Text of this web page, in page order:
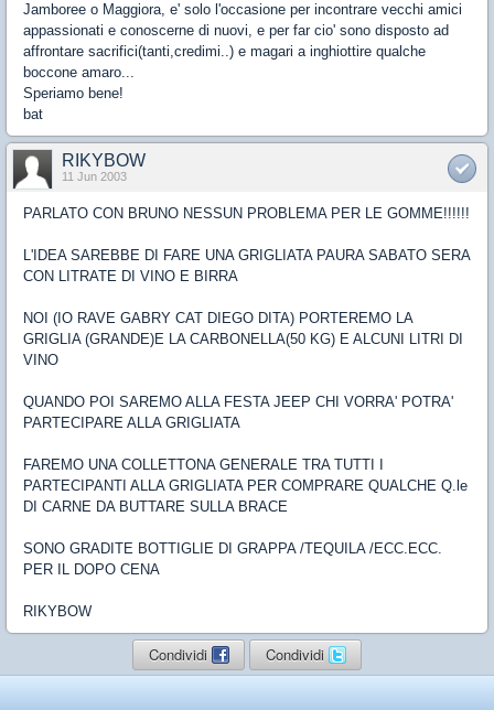
Jamboree o Maggiora, e' solo l'occasione per incontrare vecchi amici
appassionati e conoscerne di nuovi, e per far cio' sono disposto ad
affrontare sacrifici(tanti,credimi..) e magari a inghiottire qualche
boccone amaro...
Speriamo bene!
bat
RIKYBOW
11 Jun 2003
PARLATO CON BRUNO NESSUN PROBLEMA PER LE GOMME!!!!!!
L'IDEA SAREBBE DI FARE UNA GRIGLIATA PAURA SABATO SERA
CON LITRATE DI VINO E BIRRA
NOI (IO RAVE GABRY CAT DIEGO DITA) PORTEREMO LA
GRIGLIA (GRANDE)E LA CARBONELLA(50 KG) E ALCUNI LITRI DI
VINO
QUANDO POI SAREMO ALLA FESTA JEEP CHI VORRA' POTRA'
PARTECIPARE ALLA GRIGLIATA
FAREMO UNA COLLETTONA GENERALE TRA TUTTI I
PARTECIPANTI ALLA GRIGLIATA PER COMPRARE QUALCHE Q.le
DI CARNE DA BUTTARE SULLA BRACE
SONO GRADITE BOTTIGLIE DI GRAPPA /TEQUILA /ECC.ECC.
PER IL DOPO CENA
RIKYBOW
Condividi Condividi